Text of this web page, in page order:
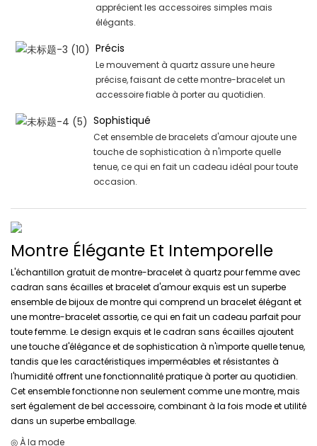
apprécient les accessoires simples mais
élégants.
Précis
Le mouvement à quartz assure une heure
précise, faisant de cette montre-bracelet un
accessoire fiable à porter au quotidien.
Sophistiqué
Cet ensemble de bracelets d'amour ajoute une
touche de sophistication à n'importe quelle
tenue, ce qui en fait un cadeau idéal pour toute
occasion.
Montre Élégante Et Intemporelle
L'échantillon gratuit de montre-bracelet à quartz pour femme avec
cadran sans écailles et bracelet d'amour exquis est un superbe
ensemble de bijoux de montre qui comprend un bracelet élégant et
une montre-bracelet assortie, ce qui en fait un cadeau parfait pour
toute femme. Le design exquis et le cadran sans écailles ajoutent
une touche d'élégance et de sophistication à n'importe quelle tenue,
tandis que les caractéristiques imperméables et résistantes à
l'humidité offrent une fonctionnalité pratique à porter au quotidien.
Cet ensemble fonctionne non seulement comme une montre, mais
sert également de bel accessoire, combinant à la fois mode et utilité
dans un superbe emballage.
◎ À la mode